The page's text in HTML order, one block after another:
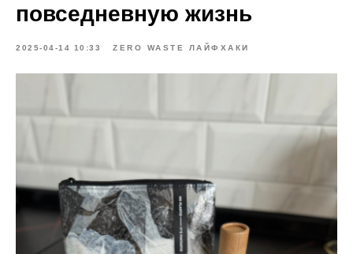
повседневную жизнь
2025-04-14 10:33 ZERO WASTE ЛАЙФХАКИ